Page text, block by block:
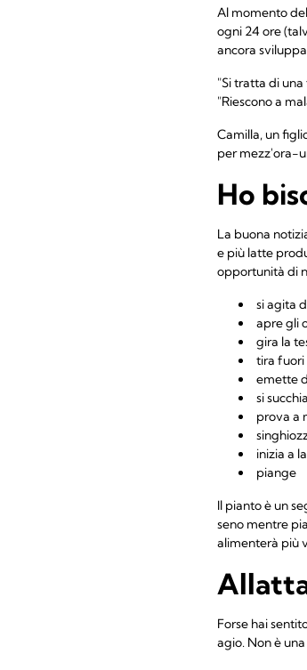
Al momento
ogni 24 ore
ancora
"Si tratta di
"Riescono a
Camilla, un
per mezz'ora-
Ho
La buona
e più latte
opportunità di
si agita
apre gli
gira la
tira fuori
emette
si
prova a
inizia a
piange
Il pianto è un
seno mentre
alimenterà più
Forse hai
agio. Non è